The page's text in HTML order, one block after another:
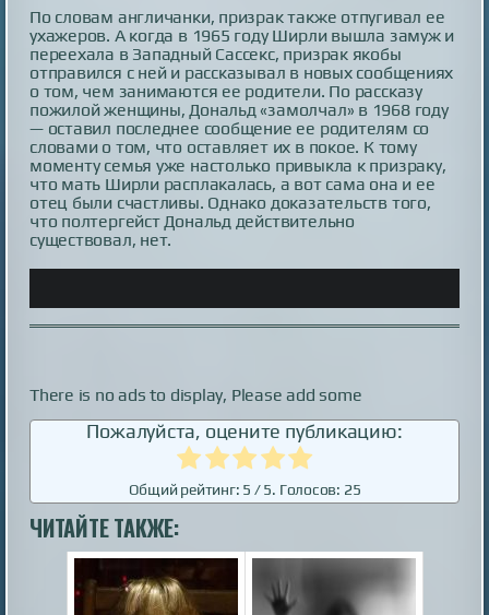
По словам англичанки, призрак также отпугивал ее
ухажеров. А когда в 1965 году Ширли вышла замуж и
переехала в Западный Сассекс, призрак якобы
отправился с ней и рассказывал в новых сообщениях
о том, чем занимаются ее родители. По рассказу
пожилой женщины, Дональд «замолчал» в 1968 году
— оставил последнее сообщение ее родителям со
словами о том, что оставляет их в покое. К тому
моменту семья уже настолько привыкла к призраку,
что мать Ширли расплакалась, а вот сама она и ее
отец были счастливы. Однако доказательств того,
что полтергейст Дональд действительно
существовал, нет.
There is no ads to display, Please add some
Пожалуйста, оцените публикацию:
Общий рейтинг: 5 / 5. Голосов: 25
ЧИТАЙТЕ ТАКЖЕ: